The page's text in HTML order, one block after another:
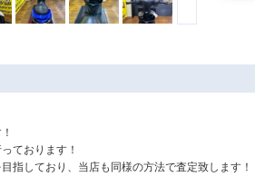
ております！
指しており、当店も同様の方法で査定致します！